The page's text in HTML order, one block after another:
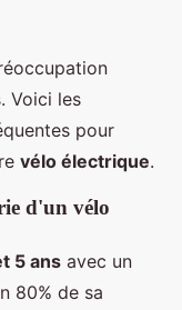
Voici les
pour
vélo électrique.
d'un vélo
5 ans avec un
80% de sa